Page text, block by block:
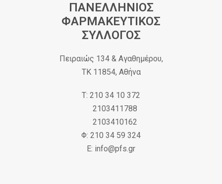
ΠΑΝΕΛΛΗΝΙΟΣ
ΦΑΡΜΑΚΕΥΤΙΚΟΣ
ΣΥΛΛΟΓΟΣ
Πειραιώς 134 & Αγαθημέρου,
ΤΚ 11854, Αθήνα
Τ: 210 34 10 372
2103411788
2103410162
Φ: 210 34 59 324
Ε: info@pfs.gr